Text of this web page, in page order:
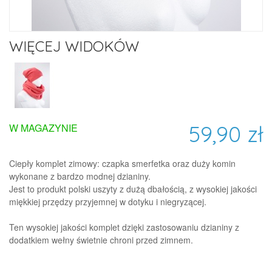
WIĘCEJ WIDOKÓW
59,90 zł
W MAGAZYNIE
Ciepły komplet zimowy: czapka smerfetka oraz duży komin
wykonane z bardzo modnej dzianiny.
Jest to produkt polski uszyty z dużą dbałością, z wysokiej jakości
miękkiej przędzy przyjemnej w dotyku i niegryzącej.
Ten wysokiej jakości komplet dzięki zastosowaniu dzianiny z
dodatkiem wełny świetnie chroni przed zimnem.